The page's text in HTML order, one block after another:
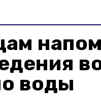
воды